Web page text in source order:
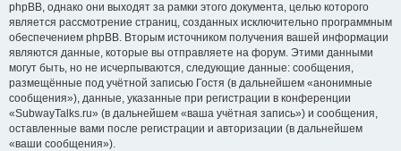
phpBB, однако они выходят за рамки этого документа, целью которого
является рассмотрение страниц, созданных исключительно программным
обеспечением phpBB. Вторым источником получения вашей информации
являются данные, которые вы отправляете на форум. Этими данными
могут быть, но не исчерпываются, следующие данные: сообщения,
размещённые под учётной записью Гостя (в дальнейшем «анонимные
сообщения»), данные, указанные при регистрации в конференции
«SubwayTalks.ru» (в дальнейшем «ваша учётная запись») и сообщения,
оставленные вами после регистрации и авторизации (в дальнейшем
«ваши сообщения»).